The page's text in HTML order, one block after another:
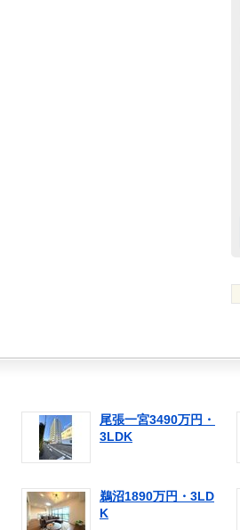
尾張一宮3490万円・
3LDK
鵜沼1890万円・3LD
K